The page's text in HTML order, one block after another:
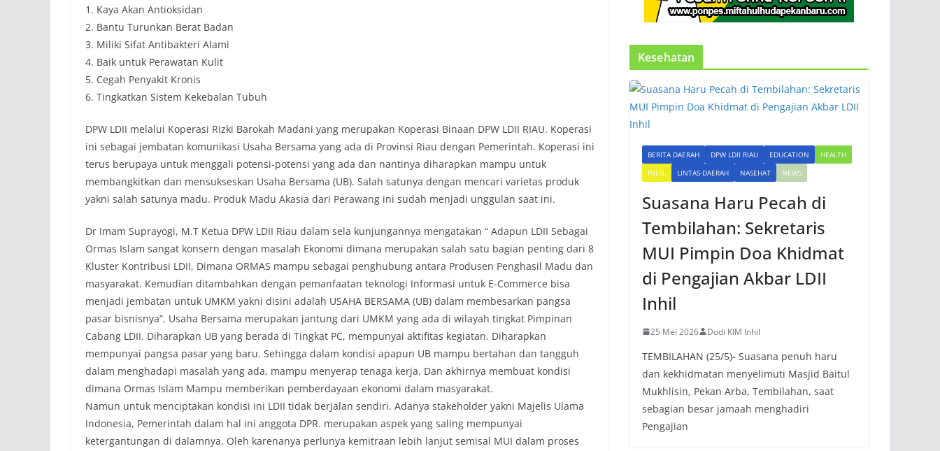
1. Kaya Akan Antioksidan
2. Bantu Turunkan Berat Badan
3. Miliki Sifat Antibakteri Alami
4. Baik untuk Perawatan Kulit
5. Cegah Penyakit Kronis
6. Tingkatkan Sistem Kekebalan Tubuh
DPW LDII melalui Koperasi Rizki Barokah Madani yang merupakan Koperasi Binaan DPW LDII RIAU. Koperasi
ini sebagai jembatan komunikasi Usaha Bersama yang ada di Provinsi Riau dengan Pemerintah. Koperasi ini
terus berupaya untuk menggali potensi-potensi yang ada dan nantinya diharapkan mampu untuk
membangkitkan dan mensukseskan Usaha Bersama (UB). Salah satunya dengan mencari varietas produk
yakni salah satunya madu. Produk Madu Akasia dari Perawang ini sudah menjadi unggulan saat ini.
Dr Imam Suprayogi, M.T Ketua DPW LDII Riau dalam sela kunjungannya mengatakan “ Adapun LDII Sebagai
Ormas Islam sangat konsern dengan masalah Ekonomi dimana merupakan salah satu bagian penting dari 8
Kluster Kontribusi LDII, Dimana ORMAS mampu sebagai penghubung antara Produsen Penghasil Madu dan
masyarakat. Kemudian ditambahkan dengan pemanfaatan teknologi Informasi untuk E-Commerce bisa
menjadi jembatan untuk UMKM yakni disini adalah USAHA BERSAMA (UB) dalam membesarkan pangsa
pasar bisnisnya”. Usaha Bersama merupakan jantung dari UMKM yang ada di wilayah tingkat Pimpinan
Cabang LDII. Diharapkan UB yang berada di Tingkat PC, mempunyai aktifitas kegiatan. Diharapkan
mempunyai pangsa pasar yang baru. Sehingga dalam kondisi apapun UB mampu bertahan dan tangguh
dalam menghadapi masalah yang ada, mampu menyerap tenaga kerja. Dan akhirnya membuat kondisi
dimana Ormas Islam Mampu memberikan pemberdayaan ekonomi dalam masyarakat.
Namun untuk menciptakan kondisi ini LDII tidak berjalan sendiri. Adanya stakeholder yakni Majelis Ulama
Indonesia, Pemerintah dalam hal ini anggota DPR. merupakan aspek yang saling mempunyai
ketergantungan di dalamnya. Oleh karenanya perlunya kemitraan lebih lanjut semisal MUI dalam proses
Kesehatan
BERITA DAERAH DPW LDII RIAU EDUCATION
HEALTH
INHIL
LINTAS-DAERAH NASEHAT NEWS
Suasana Haru Pecah di
Tembilahan: Sekretaris
MUI Pimpin Doa Khidmat
di Pengajian Akbar LDII
Inhil
25 Mei 2026 Dodi KIM Inhil
TEMBILAHAN (25/5)- Suasana penuh haru
dan kekhidmatan menyelimuti Masjid Baitul
Mukhlisin, Pekan Arba, Tembilahan, saat
sebagian besar jamaah menghadiri
Pengajian